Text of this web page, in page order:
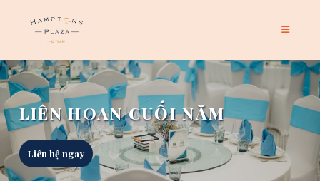
LIÊN HOAN CUỐI NĂM
Liên hệ ngay